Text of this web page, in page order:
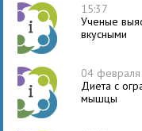
15:37
Ученые
вкусными
04
Диета с
мышцы